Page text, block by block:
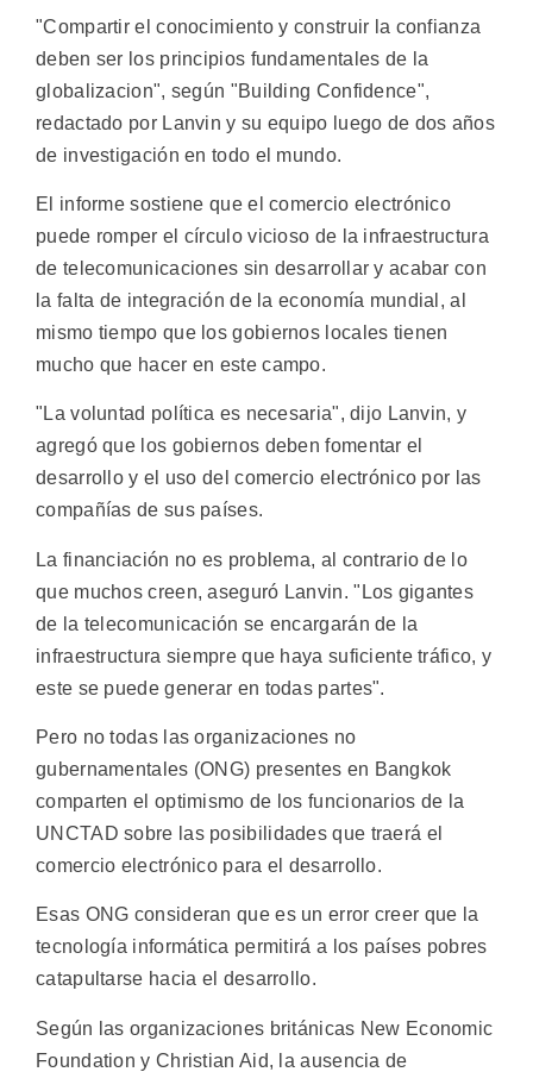
"Compartir el conocimiento y construir la confianza
deben ser los principios fundamentales de la
globalizacion", según "Building Confidence",
redactado por Lanvin y su equipo luego de dos años
de investigación en todo el mundo.
El informe sostiene que el comercio electrónico
puede romper el círculo vicioso de la infraestructura
de telecomunicaciones sin desarrollar y acabar con
la falta de integración de la economía mundial, al
mismo tiempo que los gobiernos locales tienen
mucho que hacer en este campo.
"La voluntad política es necesaria", dijo Lanvin, y
agregó que los gobiernos deben fomentar el
desarrollo y el uso del comercio electrónico por las
compañías de sus países.
La financiación no es problema, al contrario de lo
que muchos creen, aseguró Lanvin. "Los gigantes
de la telecomunicación se encargarán de la
infraestructura siempre que haya suficiente tráfico, y
este se puede generar en todas partes".
Pero no todas las organizaciones no
gubernamentales (ONG) presentes en Bangkok
comparten el optimismo de los funcionarios de la
UNCTAD sobre las posibilidades que traerá el
comercio electrónico para el desarrollo.
Esas ONG consideran que es un error creer que la
tecnología informática permitirá a los países pobres
catapultarse hacia el desarrollo.
Según las organizaciones británicas New Economic
Foundation y Christian Aid, la ausencia de